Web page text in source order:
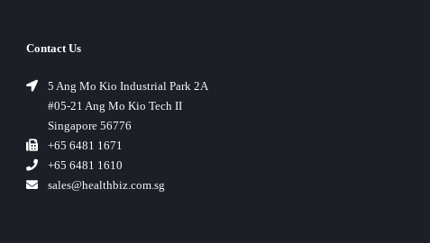
Contact Us
5 Ang Mo Kio Industrial Park 2A
#05-21 Ang Mo Kio Tech II
Singapore 56776
+65 6481 1671
+65 6481 1610
sales@healthbiz.com.sg